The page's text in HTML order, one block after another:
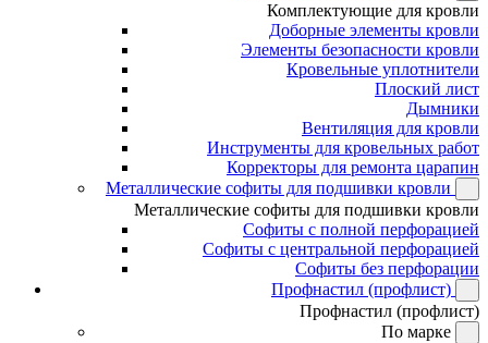
Комплектующие для кровли
Доборные элементы кровли
Элементы безопасности кровли
Кровельные уплотнители
Плоский лист
Дымники
Вентиляция для кровли
Инструменты для кровельных работ
Корректоры для ремонта царапин
Металлические софиты для подшивки кровли
Металлические софиты для подшивки кровли
Софиты с полной перфорацией
Софиты с центральной перфорацией
Софиты без перфорации
Профнастил (профлист)
Профнастил (профлист)
По марке